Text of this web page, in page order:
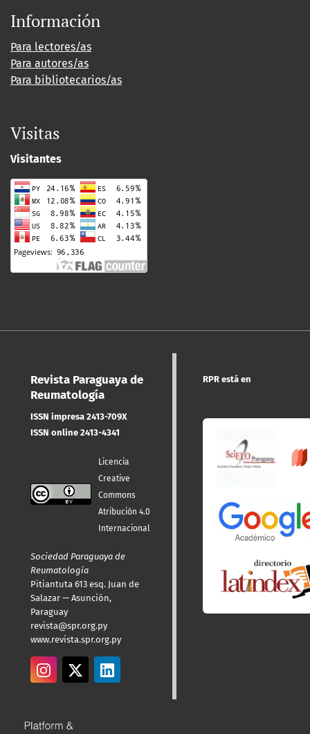
Información
Para lectores/as
Para autores/as
Para bibliotecarios/as
Visitas
Visitantes
Revista Paraguaya de
Reumatología
ISSN impresa 2413-709X
ISSN online 2413-4341
Licencia
Creative
Commons
Atribución 4.0
Internacional
Sociedad Paraguaya de
Reumatología
Pitiantuta 613 esq. Juan de
Salazar — Asunción,
Paraguay
revista@spr.org.py
www.revista.spr.org.py
RPR está en